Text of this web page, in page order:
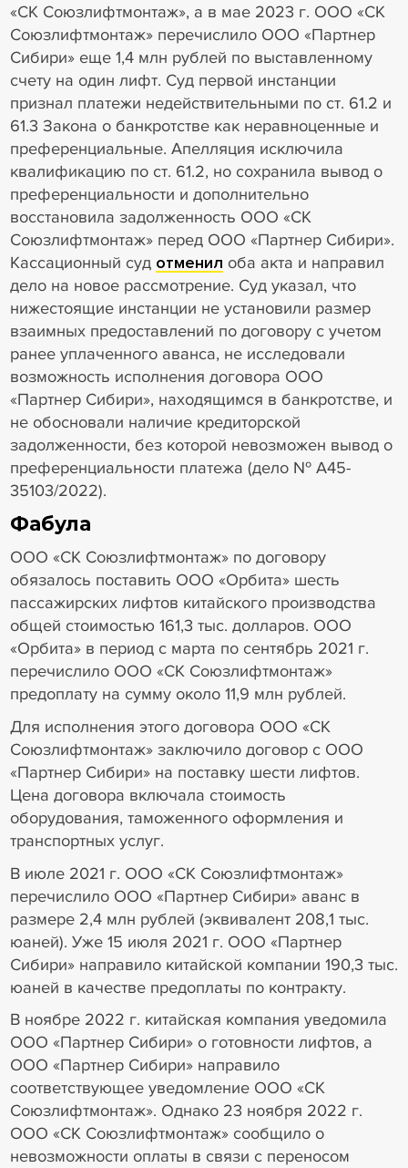
«СК Союзлифтмонтаж», а в мае 2023 г. ООО «СК
Союзлифтмонтаж» перечислило ООО «Партнер
Сибири» еще 1,4 млн рублей по выставленному
счету на один лифт. Суд первой инстанции
признал платежи недействительными по ст. 61.2 и
61.3 Закона о банкротстве как неравноценные и
преференциальные. Апелляция исключила
квалификацию по ст. 61.2, но сохранила вывод о
преференциальности и дополнительно
восстановила задолженность ООО «СК
Союзлифтмонтаж» перед ООО «Партнер Сибири».
Кассационный суд отменил оба акта и направил
дело на новое рассмотрение. Суд указал, что
нижестоящие инстанции не установили размер
взаимных предоставлений по договору с учетом
ранее уплаченного аванса, не исследовали
возможность исполнения договора ООО
«Партнер Сибири», находящимся в банкротстве, и
не обосновали наличие кредиторской
задолженности, без которой невозможен вывод о
преференциальности платежа (дело № А45-
35103/2022).
Фабула
ООО «СК Союзлифтмонтаж» по договору
обязалось поставить ООО «Орбита» шесть
пассажирских лифтов китайского производства
общей стоимостью 161,3 тыс. долларов. ООО
«Орбита» в период с марта по сентябрь 2021 г.
перечислило ООО «СК Союзлифтмонтаж»
предоплату на сумму около 11,9 млн рублей.
Для исполнения этого договора ООО «СК
Союзлифтмонтаж» заключило договор с ООО
«Партнер Сибири» на поставку шести лифтов.
Цена договора включала стоимость
оборудования, таможенного оформления и
транспортных услуг.
В июле 2021 г. ООО «СК Союзлифтмонтаж»
перечислило ООО «Партнер Сибири» аванс в
размере 2,4 млн рублей (эквивалент 208,1 тыс.
юаней). Уже 15 июля 2021 г. ООО «Партнер
Сибири» направило китайской компании 190,3 тыс.
юаней в качестве предоплаты по контракту.
В ноябре 2022 г. китайская компания уведомила
ООО «Партнер Сибири» о готовности лифтов, а
ООО «Партнер Сибири» направило
соответствующее уведомление ООО «СК
Союзлифтмонтаж». Однако 23 ноября 2022 г.
ООО «СК Союзлифтмонтаж» сообщило о
невозможности оплаты в связи с переносом